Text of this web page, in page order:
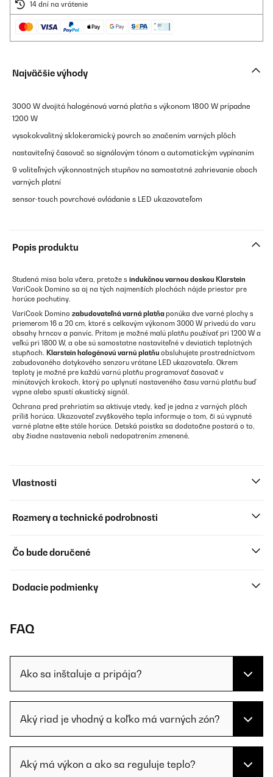
14 dní na vrátenie
Najväčšie výhody
3000 W dvojitá halogénová varná platňa s výkonom 1800 W prípadne
1200 W
vysokokvalitný sklokeramický povrch so značením varných plôch
nastaviteľný časovač so signálovým tónom a automatickým vypínaním
9 voliteľných výkonnostných stupňov na samostatné zahrievanie oboch
varných platní
sensor-touch povrchové ovládanie s LED ukazovateľom
Popis produktu
Studená misa bola včera, pretože s indukčnou varnou doskou Klarstein
VariCook Domino sa aj na tých najmenších plochách nájde priestor pre
horúce pochutiny.
VariCook Domino zabudovateľná varná platňaponúka dve varné plochy s
priemerom 16 a 20 cm, ktoré s celkovým výkonom 3000 W privedú do varu
obsahy hrncov a panvíc. Pritom je možné malú platňu používať pri 1200 W a
veľkú pri 1800 W, a obe sú samostatne nastaviteľné v deviatich teplotných
stupňoch. Klarstein halogénovú varnú platňu obsluhujete prostredníctvom
zabudovaného dotykového senzoru vrátane LED ukazovateľa. Okrem
teploty je možné pre každú varnú platňu programovať časovač v
minútových krokoch, ktorý po uplynutí nastaveného času varnú platňu buď
vypne alebo spustí akustický signál.
Ochrana pred prehriatím sa aktivuje vtedy, keď je jedna z varných plôch
príliš horúca. Ukazovateľ zvyškového tepla informuje o tom, či sú vypnuté
varné platne ešte stále horúce. Detská poistka sa dodatočne postará o to,
aby žiadne nastavenia neboli nedopatrením zmenené.
Vlastnosti
Rozmery a technické podrobnosti
Čo bude doručené
Dodacie podmienky
FAQ
Ako sa inštaluje a pripája?
Aký riad je vhodný a koľko má varných zón?
Aký má výkon a ako sa reguluje teplo?